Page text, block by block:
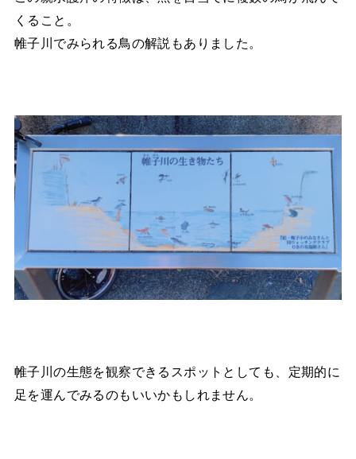
くること。
帷子川でみられる鳥の解説もありました。
帷子川の生態を観察できるスポットとしても、定期的に
足を運んでみるのもいいかもしれません。